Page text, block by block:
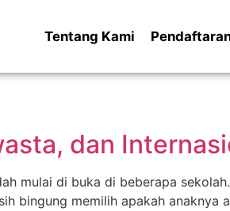
Tentang Kami
dan
mulai di buka di beberapa
bingung memilih apakah anaknya